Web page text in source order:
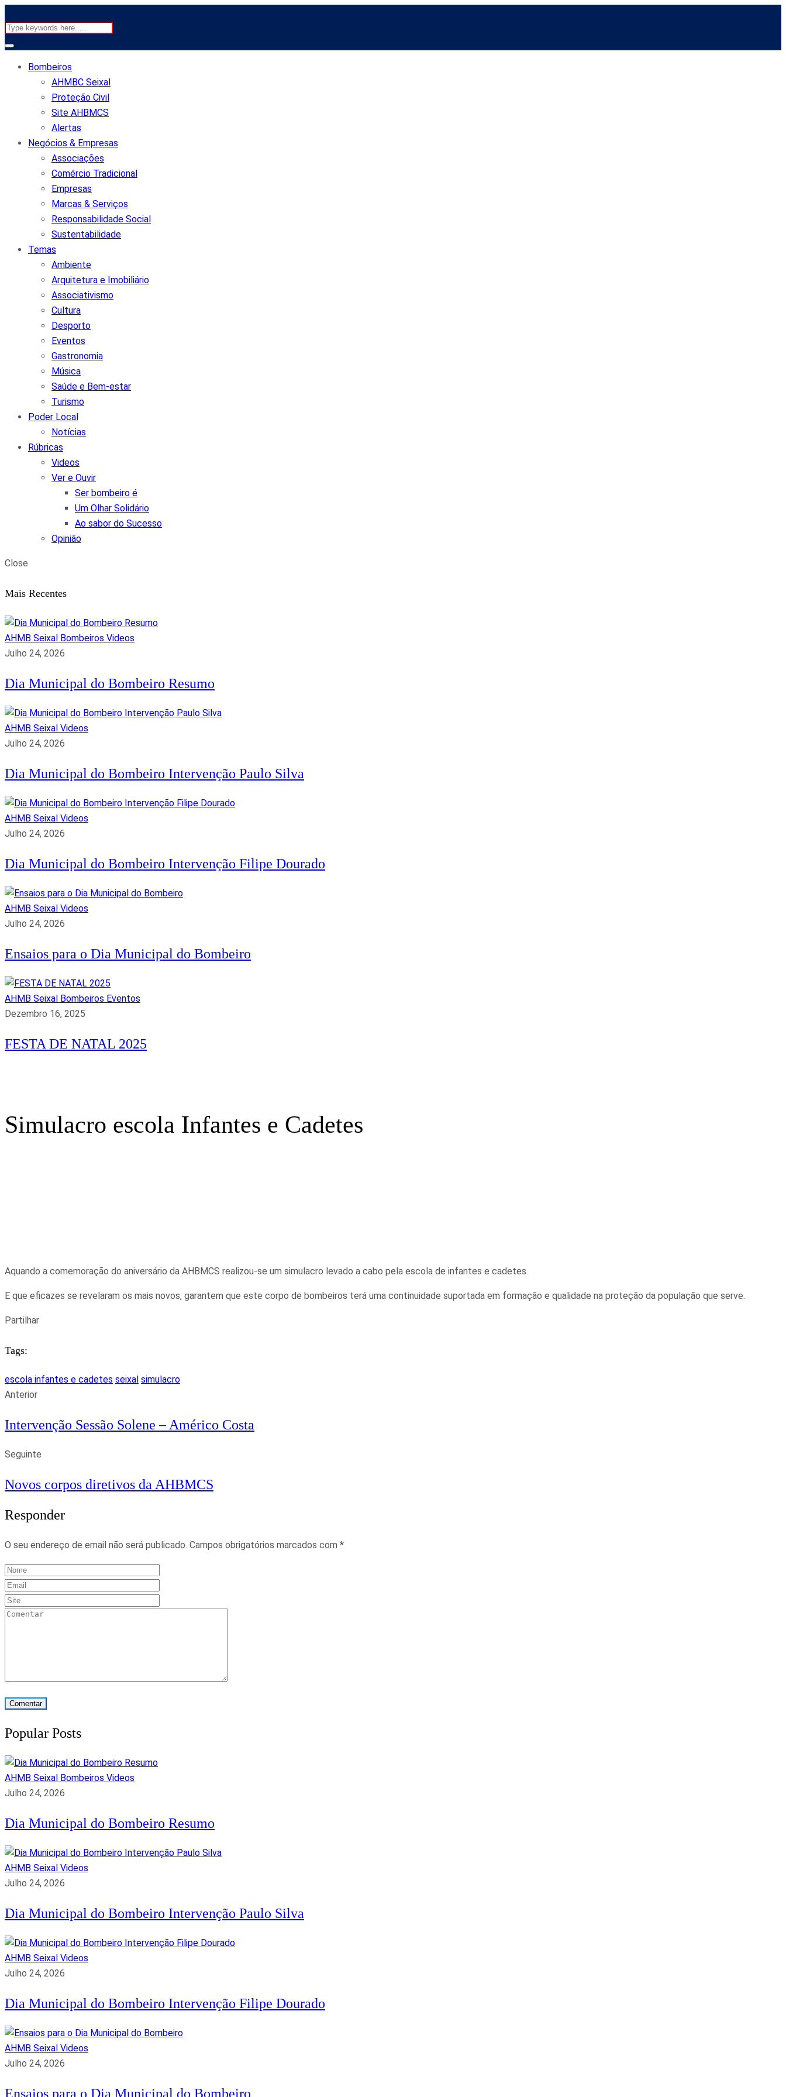
Bombeiros
AHMBC Seixal
Proteção Civil
Site AHBMCS
Alertas
Negócios & Empresas
Associações
Comércio Tradicional
Empresas
Marcas & Serviços
Responsabilidade Social
Sustentabilidade
Temas
Ambiente
Arquitetura e Imobiliário
Associativismo
Cultura
Desporto
Eventos
Gastronomia
Música
Saúde e Bem-estar
Turismo
Poder Local
Notícias
Rúbricas
Videos
Ver e Ouvir
Ser bombeiro é
Um Olhar Solidário
Ao sabor do Sucesso
Opinião
Close
Mais Recentes
AHMB Seixal Bombeiros Videos
Julho 24, 2026
Dia Municipal do Bombeiro Resumo
AHMB Seixal Videos
Julho 24, 2026
Dia Municipal do Bombeiro Intervenção Paulo Silva
AHMB Seixal Videos
Julho 24, 2026
Dia Municipal do Bombeiro Intervenção Filipe Dourado
AHMB Seixal Videos
Julho 24, 2026
Ensaios para o Dia Municipal do Bombeiro
AHMB Seixal Bombeiros Eventos
Dezembro 16, 2025
FESTA DE NATAL 2025
Simulacro escola Infantes e Cadetes
Aquando a comemoração do aniversário da AHBMCS realizou-se um simulacro levado a cabo pela escola de infantes e cadetes.
E que eficazes se revelaram os mais novos, garantem que este corpo de bombeiros terá uma continuidade suportada em formação e qualidade na proteção da população que serve.
Partilhar
Tags:
escola infantes e cadetes seixal simulacro
Anterior
Intervenção Sessão Solene – Américo Costa
Seguinte
Novos corpos diretivos da AHBMCS
Responder
O seu endereço de email não será publicado. Campos obrigatórios marcados com *
Popular Posts
AHMB Seixal Bombeiros Videos
Julho 24, 2026
Dia Municipal do Bombeiro Resumo
AHMB Seixal Videos
Julho 24, 2026
Dia Municipal do Bombeiro Intervenção Paulo Silva
AHMB Seixal Videos
Julho 24, 2026
Dia Municipal do Bombeiro Intervenção Filipe Dourado
AHMB Seixal Videos
Julho 24, 2026
Ensaios para o Dia Municipal do Bombeiro